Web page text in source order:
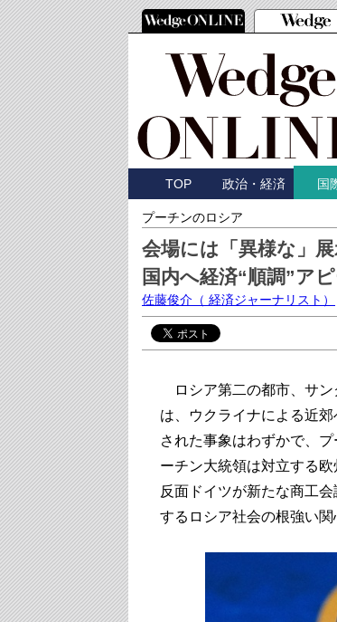
TOP 政治・経済 国
プーチンのロシア
会場には「異様な」
国内へ経済“順調”ア
佐藤俊介 （ 経済ジャーナリスト）
ロシア第二の都市、サン
は、ウクライナによる近
された事象はわずかで、
ーチン大統領は対立する
反面ドイツが新たな商工
するロシア社会の根強い関